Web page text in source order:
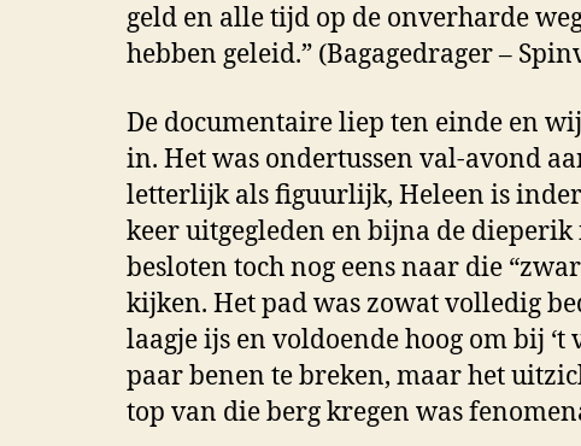
geld en alle tijd op de onverharde
hebben geleid.” (Bagagedrager –
De documentaire liep ten einde en
in. Het was ondertussen val-avond
letterlijk als figuurlijk, Heleen is
keer uitgegleden en bijna de dieperik
besloten toch nog eens naar die
kijken. Het pad was zowat volledig
laagje ijs en voldoende hoog om bij
paar benen te breken, maar het
top van die berg kregen was